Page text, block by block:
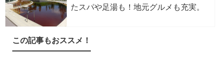
たスパや足湯も！地元グルメも充実。
この記事もおススメ！